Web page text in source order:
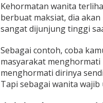
Kehormatan wanita
berbuat maksiat, dia
sangat dijunjung tinggi
Sebagai contoh, coba
masyarakat menghormati
menghormati dirinya
Tapi sebagai wanita